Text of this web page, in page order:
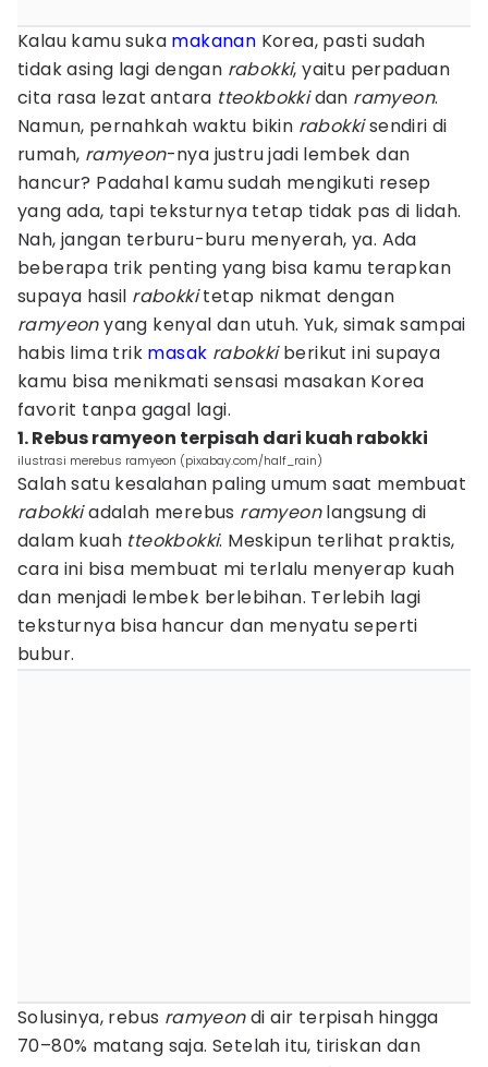
Kalau kamu suka makanan Korea, pasti sudah
tidak asing lagi dengan rabokki, yaitu perpaduan
cita rasa lezat antara tteokbokkidan ramyeon.
Namun, pernahkah waktu bikin rabokkisendiri di
rumah, ramyeon-nya justru jadi lembek dan
hancur? Padahal kamu sudah mengikuti resep
yang ada, tapi teksturnya tetap tidak pas di lidah.
Nah, jangan terburu-buru menyerah, ya. Ada
beberapa trik penting yang bisa kamu terapkan
supaya hasil rabokkitetap nikmat dengan
ramyeonyang kenyal dan utuh. Yuk, simak sampai
habis lima trik masak rabokkiberikut ini supaya
kamu bisa menikmati sensasi masakan Korea
favorit tanpa gagal lagi.
1. Rebus ramyeon terpisah dari kuah rabokki
ilustrasi merebus ramyeon (pixabay.com/half_rain)
Salah satu kesalahan paling umum saat membuat
rabokkiadalah merebus ramyeonlangsung di
dalam kuah tteokbokki. Meskipun terlihat praktis,
cara ini bisa membuat mi terlalu menyerap kuah
dan menjadi lembek berlebihan. Terlebih lagi
teksturnya bisa hancur dan menyatu seperti
bubur.
Solusinya, rebus ramyeondi air terpisah hingga
70–80% matang saja. Setelah itu, tiriskan dan